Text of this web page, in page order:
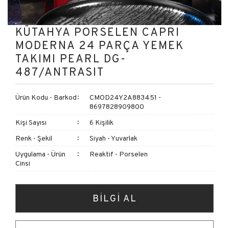
KÜTAHYA PORSELEN CAPRI
MODERNA 24 PARÇA YEMEK
TAKIMI PEARL DG-
487/ANTRASIT
Ürün Kodu - Barkod
CMOD24Y2A883451 -
8697828909800
Kişi Sayısı
6 Kişilik
Renk - Şekil
Siyah - Yuvarlak
Uygulama - Ürün
Cinsi
Reaktif - Porselen
BİLGİ AL